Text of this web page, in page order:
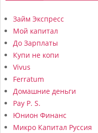
Займ Экспресс
Мой капитал
До Зарплаты
Купи не копи
Vivus
Ferratum
Домашние деньги
Pay P. S.
Юнион Финанс
Микро Капитал Руссия